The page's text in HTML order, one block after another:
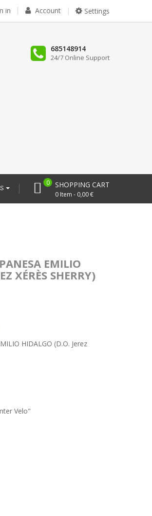
Settings
Account
in
685148914
24/7 Online Support
SHOPPING CART
0 Item - 0,00 €
0
EMILIO
XÉRÈS SHERRY)
HIDALGO (D.O. Jerez
Velo"